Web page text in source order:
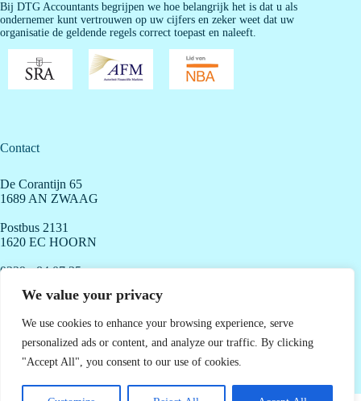
We value your privacy
We use cookies to enhance your browsing experience, serve
personalized ads or content, and analyze our traffic. By clicking
"Accept All", you consent to our use of cookies.
Bij DTG Accountants begrijpen we hoe belangrijk het is dat u als
ondernemer kunt vertrouwen op uw cijfers en zeker weet dat uw
organisatie de geldende regels correct toepast en naleeft.
Contact
De Corantijn 65
1689 AN ZWAAG
Postbus 2131
1620 EC HOORN
0229 - 84 07 35
Openingstijden
Maandag - Vrijdag: 8.00 - 18.00 uur